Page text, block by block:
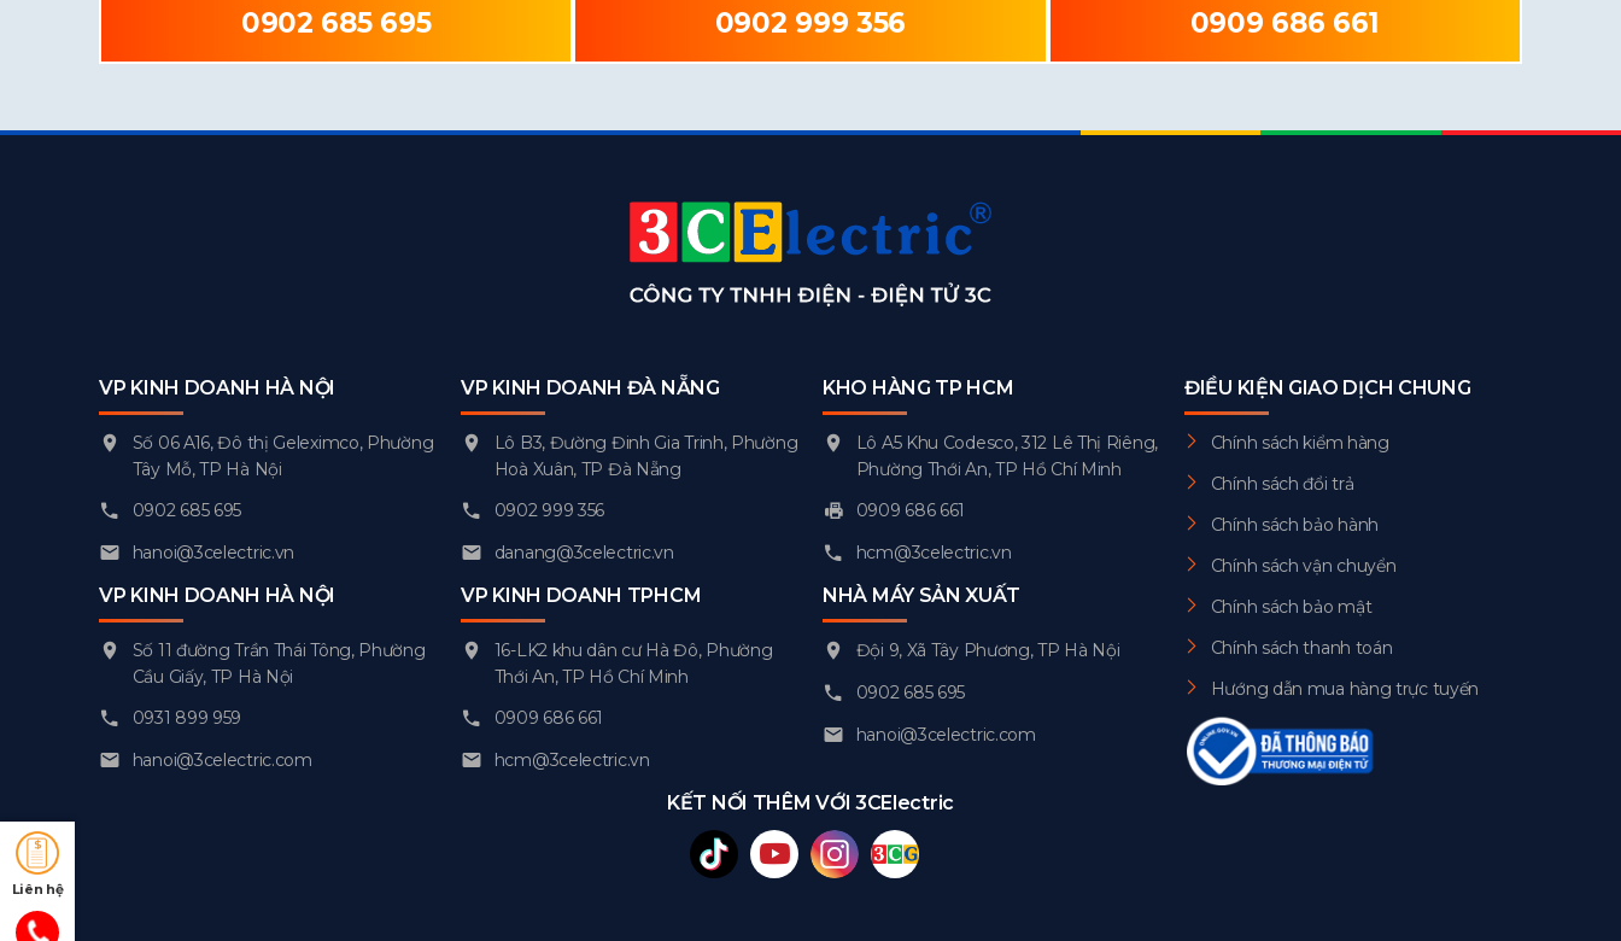
Liên hệ
0902 685 695 0902 999 356 0909 686 661
VP KINH DOANH HÀ NỘI
Số 06 A16, Đô thị Geleximco, Phường
Tây Mỗ, TP Hà Nội
0902 685 695
hanoi@3celectric.vn
VP KINH DOANH HÀ NỘI
Số 11 đường Trần Thái Tông, Phường
Cầu Giấy, TP Hà Nội
0931 899 959
hanoi@3celectric.com
VP KINH DOANH ĐÀ NẴNG
Lô B3, Đường Đinh Gia Trinh, Phường
Hoà Xuân, TP Đà Nẵng
0902 999 356
danang@3celectric.vn
VP KINH DOANH TPHCM
16-LK2 khu dân cư Hà Đô, Phường
Thới An, TP Hồ Chí Minh
0909 686 661
hcm@3celectric.vn
KHO HÀNG TP HCM
Lô A5 Khu Codesco, 312 Lê Thị Riêng,
Phường Thới An, TP Hồ Chí Minh
0909 686 661
hcm@3celectric.vn
NHÀ MÁY SẢN XUẤT
Đội 9, Xã Tây Phương, TP Hà Nội
0902 685 695
hanoi@3celectric.com
ĐIỀU KIỆN GIAO DỊCH CHUNG
Chính sách kiểm hàng
Chính sách đổi trả
Chính sách bảo hành
Chính sách vận chuyển
Chính sách bảo mật
Chính sách thanh toán
Hướng dẫn mua hàng trực tuyến
KẾT NỐI THÊM VỚI 3CElectric